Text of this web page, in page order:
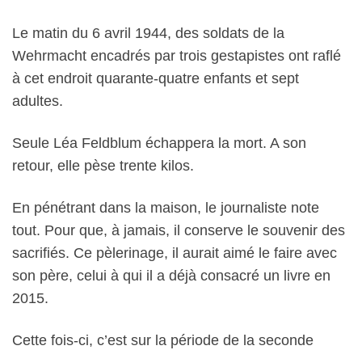
Le matin du 6 avril 1944, des soldats de la
Wehrmacht encadrés par trois gestapistes ont raflé
à cet endroit quarante-quatre enfants et sept
adultes.
Seule Léa Feldblum échappera la mort. A son
retour, elle pèse trente kilos.
En pénétrant dans la maison, le journaliste note
tout. Pour que, à jamais, il conserve le souvenir des
sacrifiés. Ce pèlerinage, il aurait aimé le faire avec
son père, celui à qui il a déjà consacré un livre en
2015.
Cette fois-ci, c’est sur la période de la seconde